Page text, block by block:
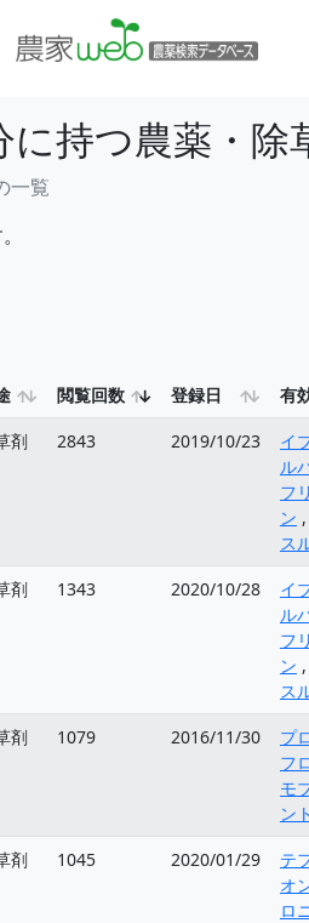
持つ農薬・除
一覧
閲覧回数 登録日 有
剤 2843 2019/10/23
イ
ル
フ
ン ,
ス
剤 1343 2020/10/28
イ
ル
フ
ン ,
ス
剤 1079 2016/11/30
プ
フ
モ
ン
剤 1045 2020/01/29
テ
オ
ロ